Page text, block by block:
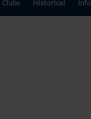
Clubs Historical Info